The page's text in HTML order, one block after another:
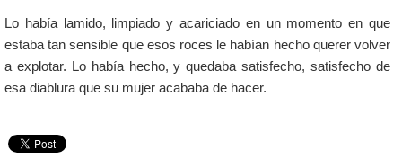
Lo había lamido, limpiado y acariciado en un momento en que
estaba tan sensible que esos roces le habían hecho querer volver
a explotar. Lo había hecho, y quedaba satisfecho, satisfecho de
esa diablura que su mujer acababa de hacer.